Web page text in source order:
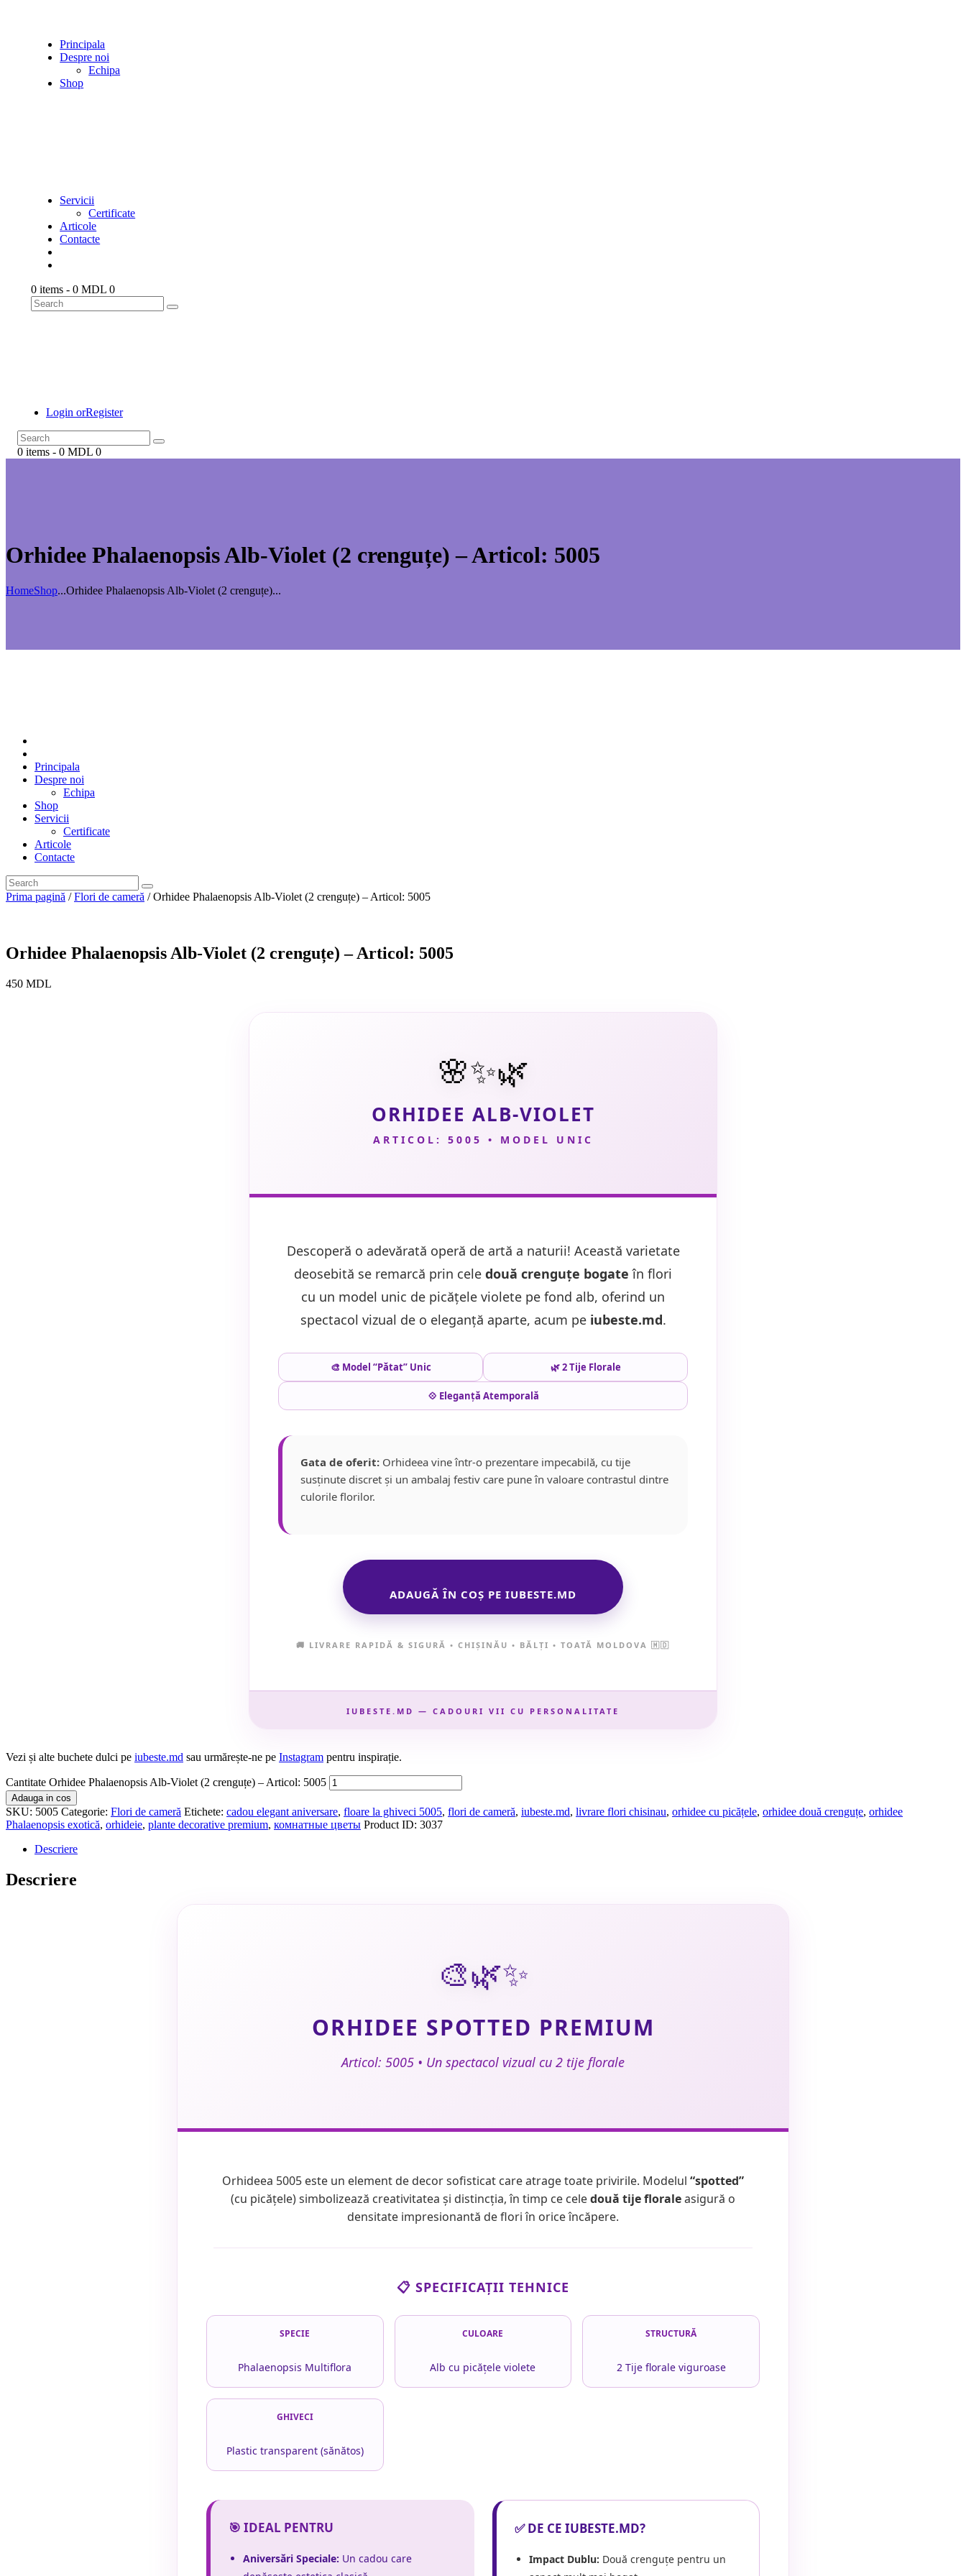
Principala
Despre noi
Echipa
Shop
Servicii
Certificate
Articole
Contacte
0 items -0 MDL 0
Login orRegister
0 items - 0 MDL 0
Orhidee Phalaenopsis Alb-Violet (2 crenguțe) – Articol: 5005
HomeShop...Orhidee Phalaenopsis Alb-Violet (2 crenguțe)...
Principala
Despre noi
Echipa
Shop
Servicii
Certificate
Articole
Contacte
Prima pagină /Flori de cameră / Orhidee Phalaenopsis Alb-Violet (2 crenguțe) – Articol: 5005
Orhidee Phalaenopsis Alb-Violet (2 crenguțe) – Articol: 5005
450 MDL
🌸✨🌿
ORHIDEE ALB-VIOLET
ARTICOL: 5005 • MODEL UNIC
Descoperă o adevărată operă de artă a naturii! Această varietate
deosebită se remarcă prin cele două crenguțe bogate în flori
cu un model unic de picățele violete pe fond alb, oferind un
spectacol vizual de o eleganță aparte, acum pe iubeste.md.
🎨 Model “Pătat” Unic 🌿 2 Tije Florale
💠 Eleganță Atemporală
Gata de oferit: Orhideea vine într-o prezentare impecabilă, cu tije
susținute discret și un ambalaj festiv care pune în valoare contrastul dintre
culorile florilor.
ADAUGĂ ÎN COȘ PE IUBESTE.MD
🚚 LIVRARE RAPIDĂ & SIGURĂ • CHIȘINĂU • BĂLȚI • TOATĂ MOLDOVA 🇲🇩
IUBESTE.MD — CADOURI VII CU PERSONALITATE
Vezi și alte buchete dulci pe iubeste.md sau urmărește-ne pe Instagram pentru inspirație.
Cantitate Orhidee Phalaenopsis Alb-Violet (2 crenguțe) – Articol: 5005
Adauga in cos
SKU: 5005 Categorie: Flori de cameră Etichete: cadou elegant aniversare, floare la ghiveci 5005, flori de cameră, iubeste.md, livrare flori chisinau, orhidee cu picățele, orhidee două crenguțe, orhidee
Phalaenopsis exotică, orhideie, plante decorative premium, комнатные цветы Product ID: 3037
Descriere
Descriere
🎨🌿✨
ORHIDEE SPOTTED PREMIUM
Articol: 5005 • Un spectacol vizual cu 2 tije florale
Orhideea 5005 este un element de decor sofisticat care atrage toate privirile. Modelul “spotted”
(cu picățele) simbolizează creativitatea și distincția, în timp ce celedouă tije floraleasigură o
densitate impresionantă de flori în orice încăpere.
📋 SPECIFICAȚII TEHNICE
SPECIE
Phalaenopsis Multiflora
CULOARE
Alb cu picățele violete
STRUCTURĂ
2 Tije florale viguroase
GHIVECI
Plastic transparent (sănătos)
🎯 IDEAL PENTRU
Aniversări Speciale: Un cadou care
✅ DE CE IUBESTE.MD?
Impact Dublu: Două crenguțe pentru un